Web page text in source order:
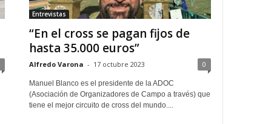
Entrevistas
“En el cross se pagan fijos de
hasta 35.000 euros”
Alfredo Varona - 17 octubre 2023 0
Manuel Blanco es el presidente de la ADOC
(Asociación de Organizadores de Campo a través) que
tiene el mejor circuito de cross del mundo....